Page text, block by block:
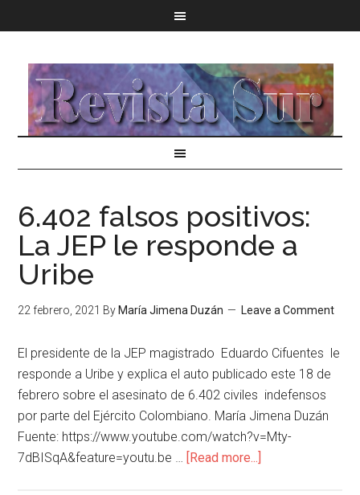
6.402 falsos positivos:
La JEP le responde a
Uribe
22 febrero, 2021 By María Jimena Duzán Leave a Comment
El presidente de la JEP magistrado Eduardo Cifuentes le
responde a Uribe y explica el auto publicado este 18 de
febrero sobre el asesinato de 6.402 civiles indefensos
por parte del Ejército Colombiano. María Jimena Duzán
Fuente: https://www.youtube.com/watch?v=Mty-
7dBISqA&feature=youtu.be … [Read more...]